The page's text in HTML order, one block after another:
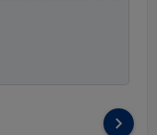
keyboard_arrow_right